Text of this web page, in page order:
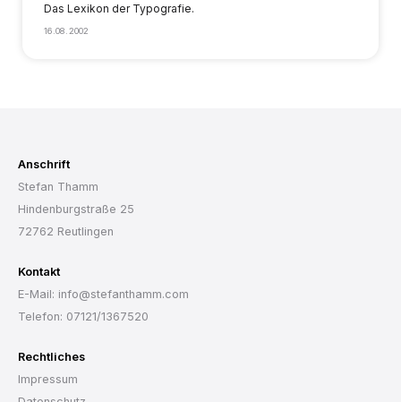
Das Lexikon der Typografie.
16.08.2002
Anschrift
Stefan Thamm
Hindenburgstraße 25
72762 Reutlingen
Kontakt
E-Mail: info@stefanthamm.com
Telefon: 07121/1367520
Rechtliches
Impressum